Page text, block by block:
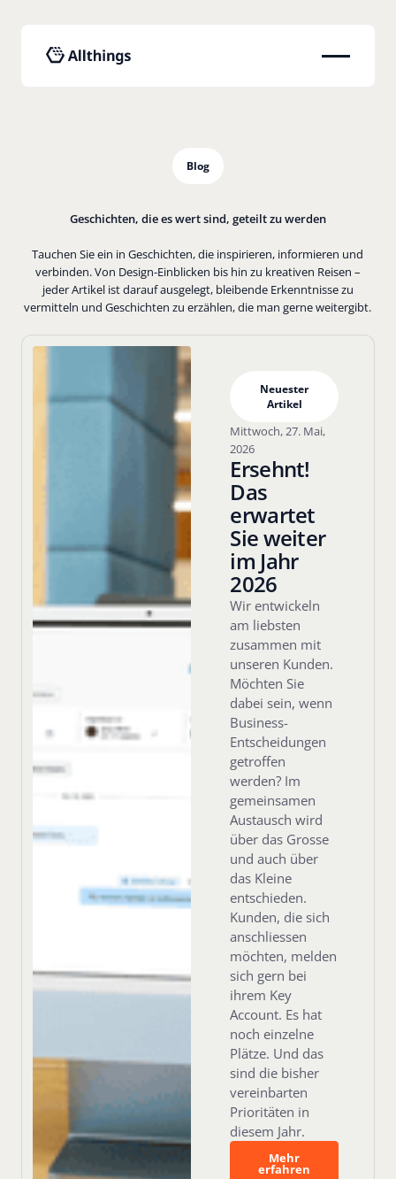
Blog
Geschichten, die es wert sind, geteilt zu werden
Tauchen Sie ein in Geschichten, die inspirieren, informieren und
verbinden. Von Design-Einblicken bis hin zu kreativen Reisen –
jeder Artikel ist darauf ausgelegt, bleibende Erkenntnisse zu
vermitteln und Geschichten zu erzählen, die man gerne weitergibt.
Neuester
Artikel
Mittwoch, 27. Mai,
2026
Ersehnt!
Das
erwartet
Sie weiter
im Jahr
2026
Wir entwickeln
am liebsten
zusammen mit
unseren Kunden.
Möchten Sie
dabei sein, wenn
Business-
Entscheidungen
getroffen
werden? Im
gemeinsamen
Austausch wird
über das Grosse
und auch über
das Kleine
entschieden.
Kunden, die sich
anschliessen
möchten, melden
sich gern bei
ihrem Key
Account. Es hat
noch einzelne
Plätze. Und das
sind die bisher
vereinbarten
Prioritäten in
diesem Jahr.
Mehr erfahren
Mehr
erfahren